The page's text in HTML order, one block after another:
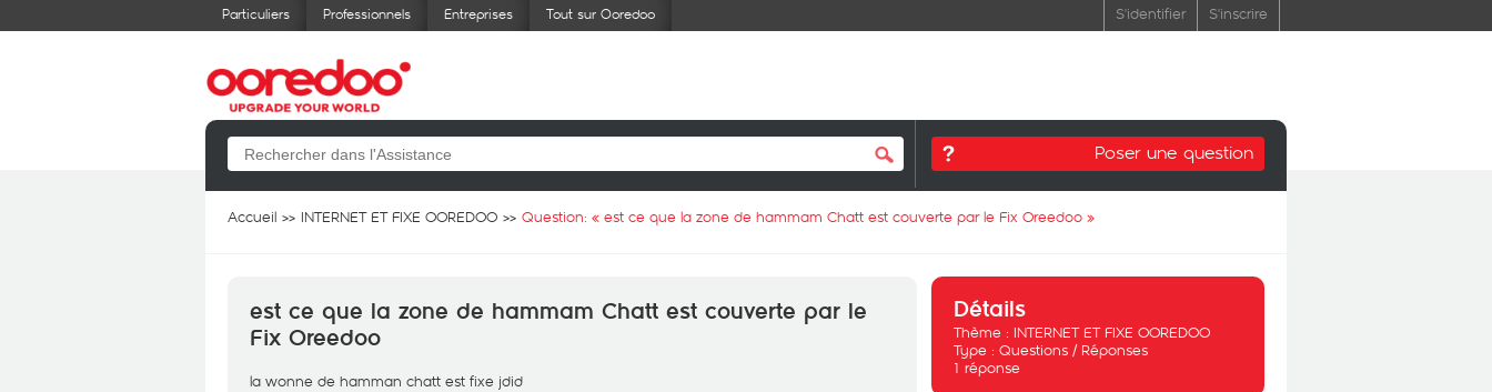
Particuliers Professionnels Entreprises Tout sur Ooredoo S'identifier S'inscrire
Poser une question
Accueil INTERNET ET FIXE OOREDOO Question: « est ce que la zone de hammam Chatt est couverte par le Fix Oreedoo »
est ce que la zone de hammam Chatt est couverte par le
Fix Oreedoo
la wonne de hamman chatt est fixe jdid
Détails
Thème : INTERNET ET FIXE OOREDOO
Type : Questions / Réponses
1 réponse